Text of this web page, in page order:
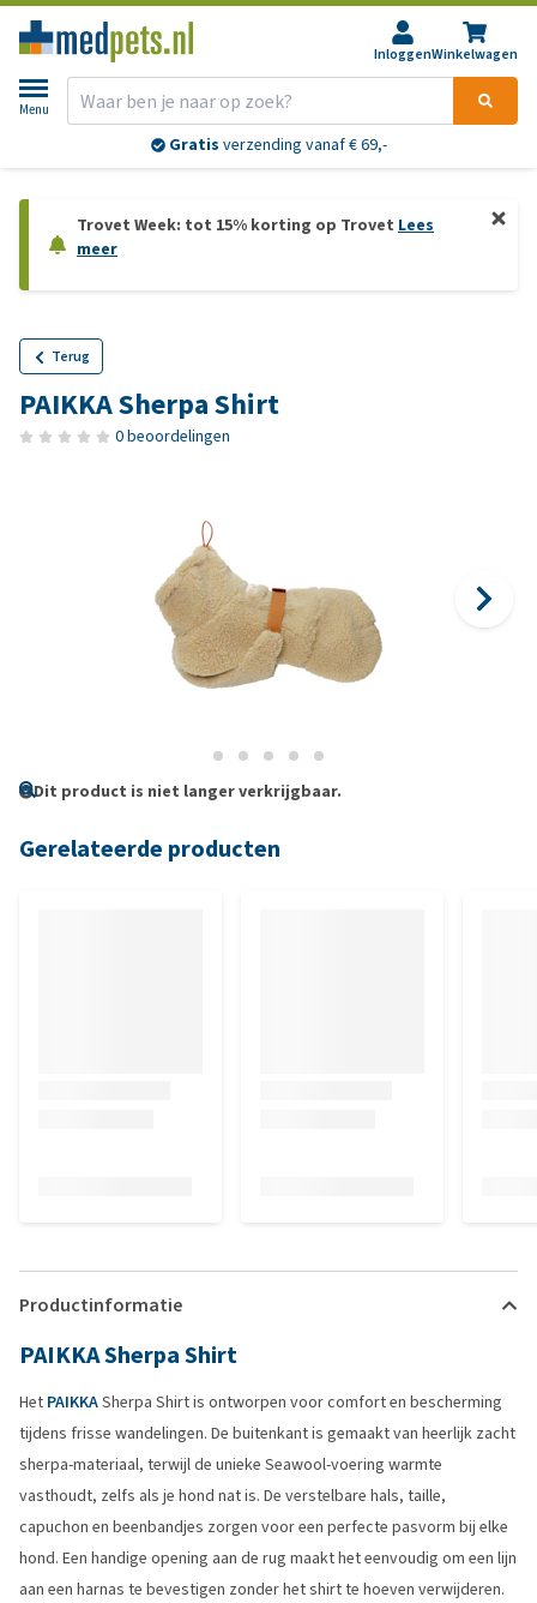
InloggenWinkelwagen
Menu
Gratis verzending vanaf € 69,-
Trovet Week: tot 15% korting op Trovet Lees
meer
Terug
PAIKKA Sherpa Shirt
0 beoordelingen
Dit product is niet langer verkrijgbaar.
Gerelateerde producten
Productinformatie
PAIKKA Sherpa Shirt
Het PAIKKASherpa Shirt is ontworpen voor comfort en bescherming
tijdens frisse wandelingen. De buitenkant is gemaakt van heerlijk zacht
sherpa-materiaal, terwijl de unieke Seawool-voering warmte
vasthoudt, zelfs als je hond nat is. De verstelbare hals, taille,
capuchon en beenbandjes zorgen voor een perfecte pasvorm bij elke
hond. Een handige opening aan de rug maakt het eenvoudig om een lijn
aan een harnas te bevestigen zonder het shirt te hoeven verwijderen.